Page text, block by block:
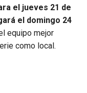
el jueves 21 de
el domingo 24
equipo mejor
como local.